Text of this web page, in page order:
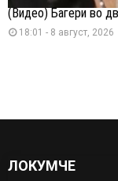
(Видео) Багери во
18:01 - 8 август, 2026
ЛОКУМЧЕ